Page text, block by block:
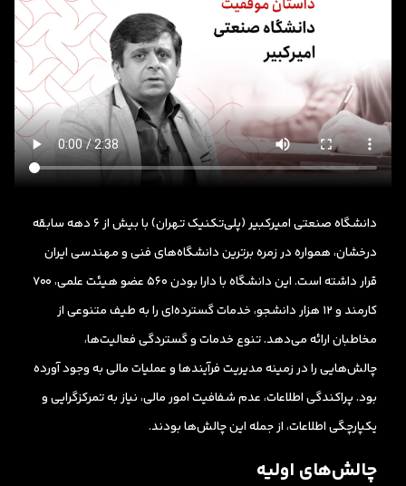
دانشگاه صنعتی امیرکبیر (پلی‌تکنیک تهران) با بیش از 6 دهه سابقه
درخشان، همواره در زمره برترین دانشگاه‌های فنی و مهندسی ایران
قرار داشته است. این دانشگاه با دارا بودن 560 عضو هیئت علمی، 700
کارمند و 12 هزار دانشجو، خدمات گسترده‌ای را به طیف متنوعی از
مخاطبان ارائه می‌دهد. تنوع خدمات و گستردگی فعالیت‌ها،
چالش‌هایی را در زمینه مدیریت فرآیندها و عملیات مالی به وجود آورده
بود. پراکندگی اطلاعات، عدم شفافیت امور مالی، نیاز به تمرکزگرایی و
یکپارچگی اطلاعات، از جمله این چالش‌ها بودند.
چالش‌های اولیه